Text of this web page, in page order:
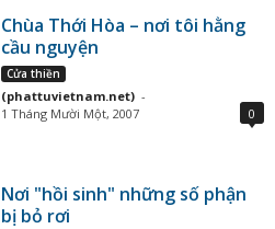
Chùa Thới Hòa – nơi tôi hằng
cầu nguyện
Cửa thiền
(phattuvietnam.net) -
1 Tháng Mười Một, 2007
0
Nơi "hồi sinh" những số phận
bị bỏ rơi